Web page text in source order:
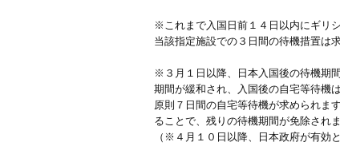
※これまで入国日前１４日以内にギリ
当該指定施設での３日間の待機措置は
※３月１日以降、日本入国後の待機期
期間が緩和され、入国後の自宅等待機
原則７日間の自宅等待機が求められま
ることで、残りの待機期間が免除されま
（※４月１０日以降、日本政府が有効